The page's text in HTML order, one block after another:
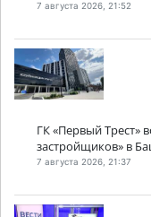
7 августа 2026, 21:52
ГК «Первый Трест»
застройщиков» в
7 августа 2026, 21:37